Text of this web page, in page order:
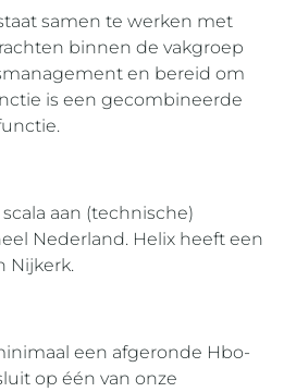
samen te werken met
binnen de vakgroep
en bereid om
is een gecombineerde
aan (technische)
Nederland. Helix heeft een
Nijkerk.
een afgeronde Hbo-
op één van onze